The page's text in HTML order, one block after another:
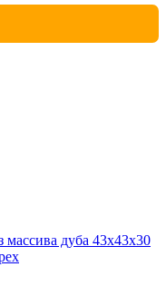
дуба 43х43х30